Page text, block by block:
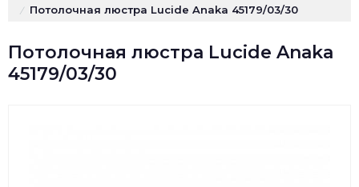
/ Потолочная люстра Lucide Anaka 45179/03/30
Потолочная люстра Lucide Anaka
45179/03/30